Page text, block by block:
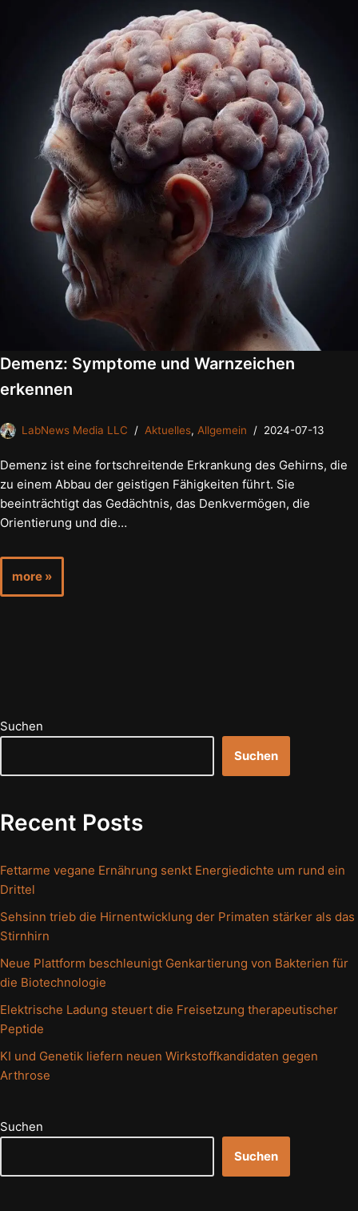
Demenz: Symptome und Warnzeichen
erkennen
LabNews Media LLC Aktuelles, Allgemein 2024-07-13
Demenz ist eine fortschreitende Erkrankung des Gehirns, die
zu einem Abbau der geistigen Fähigkeiten führt. Sie
beeinträchtigt das Gedächtnis, das Denkvermögen, die
Orientierung und die…
more »
Suchen
Suchen
Recent Posts
Fettarme vegane Ernährung senkt Energiedichte um rund ein
Drittel
Sehsinn trieb die Hirnentwicklung der Primaten stärker als das
Stirnhirn
Neue Plattform beschleunigt Genkartierung von Bakterien für
die Biotechnologie
Elektrische Ladung steuert die Freisetzung therapeutischer
Peptide
KI und Genetik liefern neuen Wirkstoffkandidaten gegen
Arthrose
Suchen
Suchen